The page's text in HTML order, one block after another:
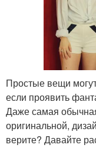
Простые вещи
если проявить
Даже самая
оригинальной,
верите? Давайте